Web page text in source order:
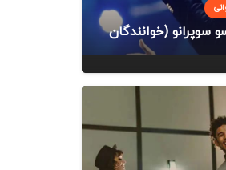
سوپرانو (خوانندگان